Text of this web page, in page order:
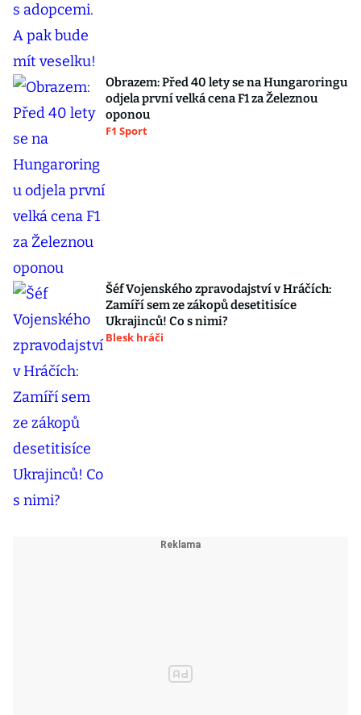
Obrazem: Před 40 lety se na Hungaroringu
odjela první velká cena F1 za Železnou
oponou
F1 Sport
Šéf Vojenského zpravodajství v Hráčích:
Zamíří sem ze zákopů desetitisíce
Ukrajinců! Co s nimi?
Blesk hráči